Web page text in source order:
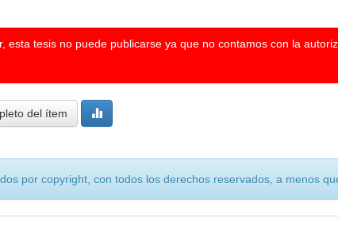
esta tesis no puede publicarse ya que no contamos con la
del ítem
por copyright, con todos los derechos reservados, a menos